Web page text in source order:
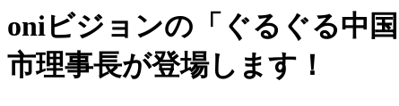
oniビジョンの「ぐるぐる中
市理事長が登場します！